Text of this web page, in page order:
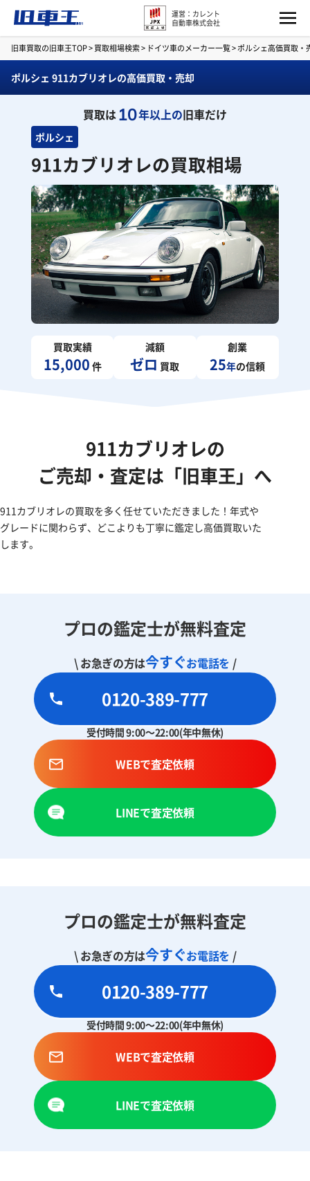
運営：カレント
自動車株式会社
旧車買取の旧車王TOP>買取相場検索> ドイツ車のメーカー一覧>ポルシェ高価買取・
ポルシェ 911カブリオレの高価買取・売却
買取は10年以上の旧車だけ
ポルシェ
911カブリオレの買取相場
買取実績
15,000 件
減額
ゼロ 買取
創業
25年の信頼
911カブリオレの
ご売却・査定は「旧車王」へ
911カブリオレの買取を多く任せていただきました！年式や
グレードに関わらず、どこよりも丁寧に鑑定し高価買取いた
します。
プロの鑑定士が無料査定
\ お急ぎの方は今すぐお電話を /
0120-389-777
受付時間 9:00～22:00(年中無休)
WEBで査定依頼
LINEで査定依頼
プロの鑑定士が無料査定
\ お急ぎの方は今すぐお電話を /
0120-389-777
受付時間 9:00～22:00(年中無休)
WEBで査定依頼
LINEで査定依頼